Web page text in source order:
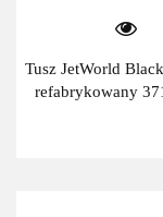
Tusz JetWorld
refabrykowany